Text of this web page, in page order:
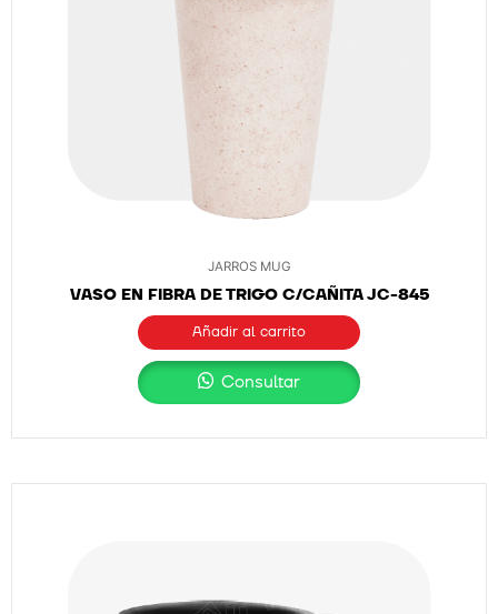
JARROS MUG
VASO EN FIBRA DE TRIGO C/CAÑITA JC-845
Añadir al carrito
Consultar